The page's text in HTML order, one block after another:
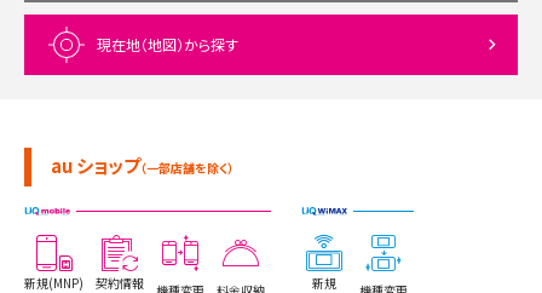
現在地（地図）から探す
au ショップ（一部店舗を除く）
新規(MNP)
契約情報
新規